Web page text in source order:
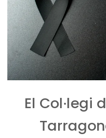
El Col·legi